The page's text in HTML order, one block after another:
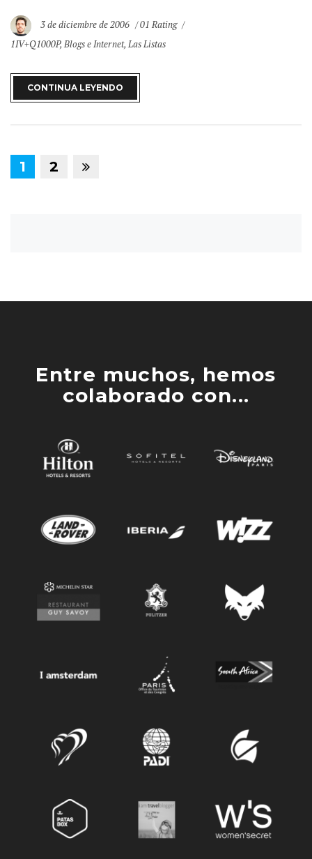
3 de diciembre de 2006
01 Rating
1IV+Q1000P,Blogs e Internet,Las Listas
CONTINUA LEYENDO
1 2
Entre muchos, hemos
colaborado con...